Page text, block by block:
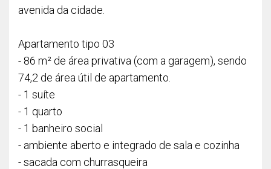
avenida da cidade.
Apartamento tipo 03
- 86 m² de área privativa (com a garagem), sendo
74,2 de área útil de apartamento.
- 1 suíte
- 1 quarto
- 1 banheiro social
- ambiente aberto e integrado de sala e cozinha
- sacada com churrasqueira